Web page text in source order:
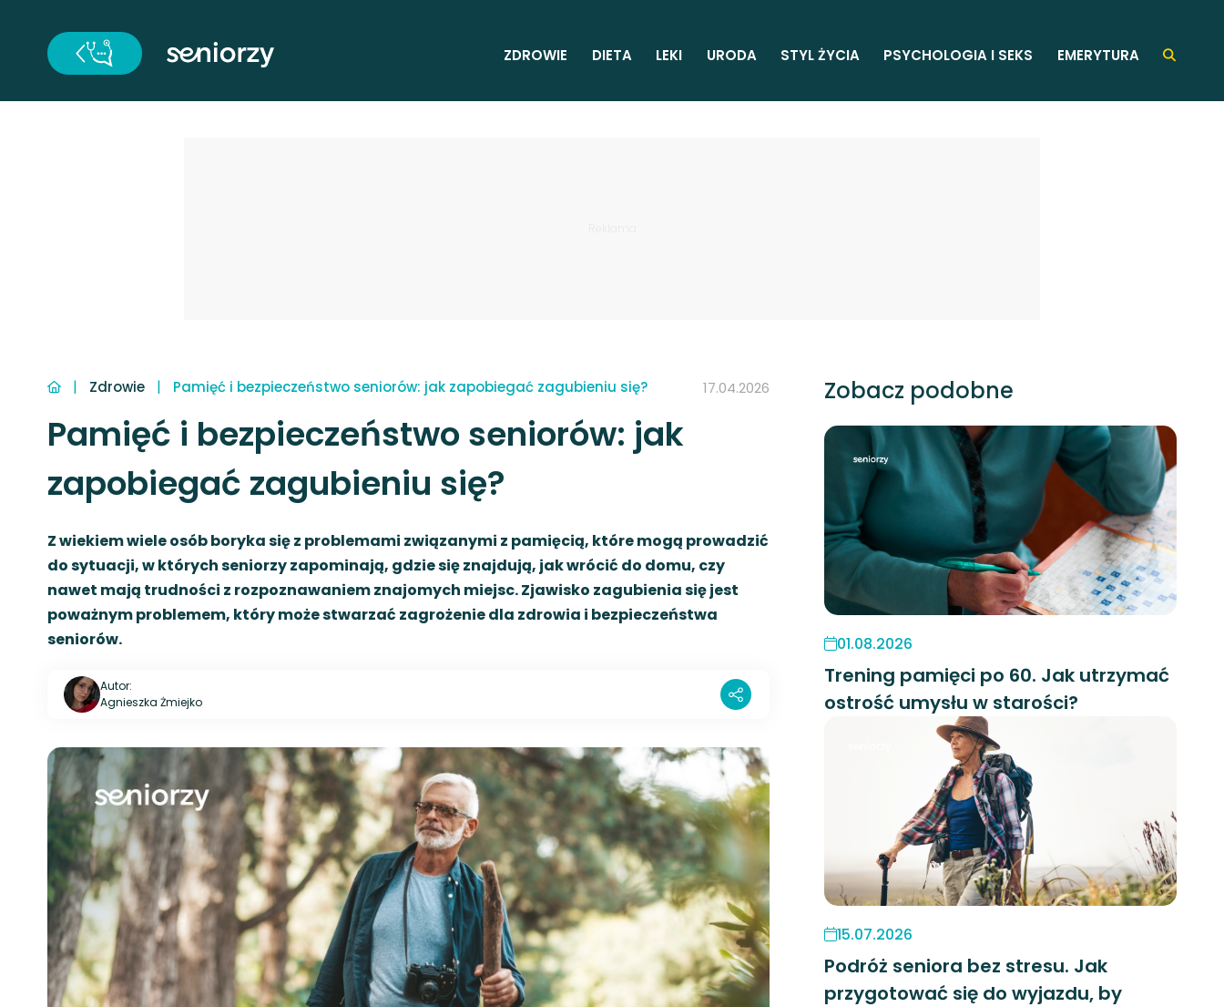
ZDROWIE DIETA LEKI URODA STYL ŻYCIA PSYCHOLOGIA I SEKS EMERYTURA
| Zdrowie | Pamięć i bezpieczeństwo seniorów: jak zapobiegać zagubieniu się? 17.04.2026
Pamięć i bezpieczeństwo seniorów: jak
zapobiegać zagubieniu się?
Z wiekiem wiele osób boryka się z problemami związanymi z pamięcią, które mogą prowadzić
do sytuacji, w których seniorzy zapominają, gdzie się znajdują, jak wrócić do domu, czy
nawet mają trudności z rozpoznawaniem znajomych miejsc. Zjawisko zagubienia się jest
poważnym problemem, który może stwarzać zagrożenie dla zdrowia i bezpieczeństwa
seniorów.
Autor:
Agnieszka Żmiejko
Zobacz podobne
01.08.2026
Trening pamięci po 60. Jak utrzymać
ostrość umysłu w starości?
15.07.2026
Podróż seniora bez stresu. Jak
przygotować się do wyjazdu, by